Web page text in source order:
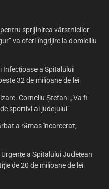
sprijinirea vârstnicilor
va oferi îngrijire la domiciliu
Infecțioase a Spitalului
32 de milioane de lei
Corneliu Ștefan: „Va fi
sportivi ai județului”
a rămas încarcerat,
a Spitalului Județean
de 20 de milioane de lei